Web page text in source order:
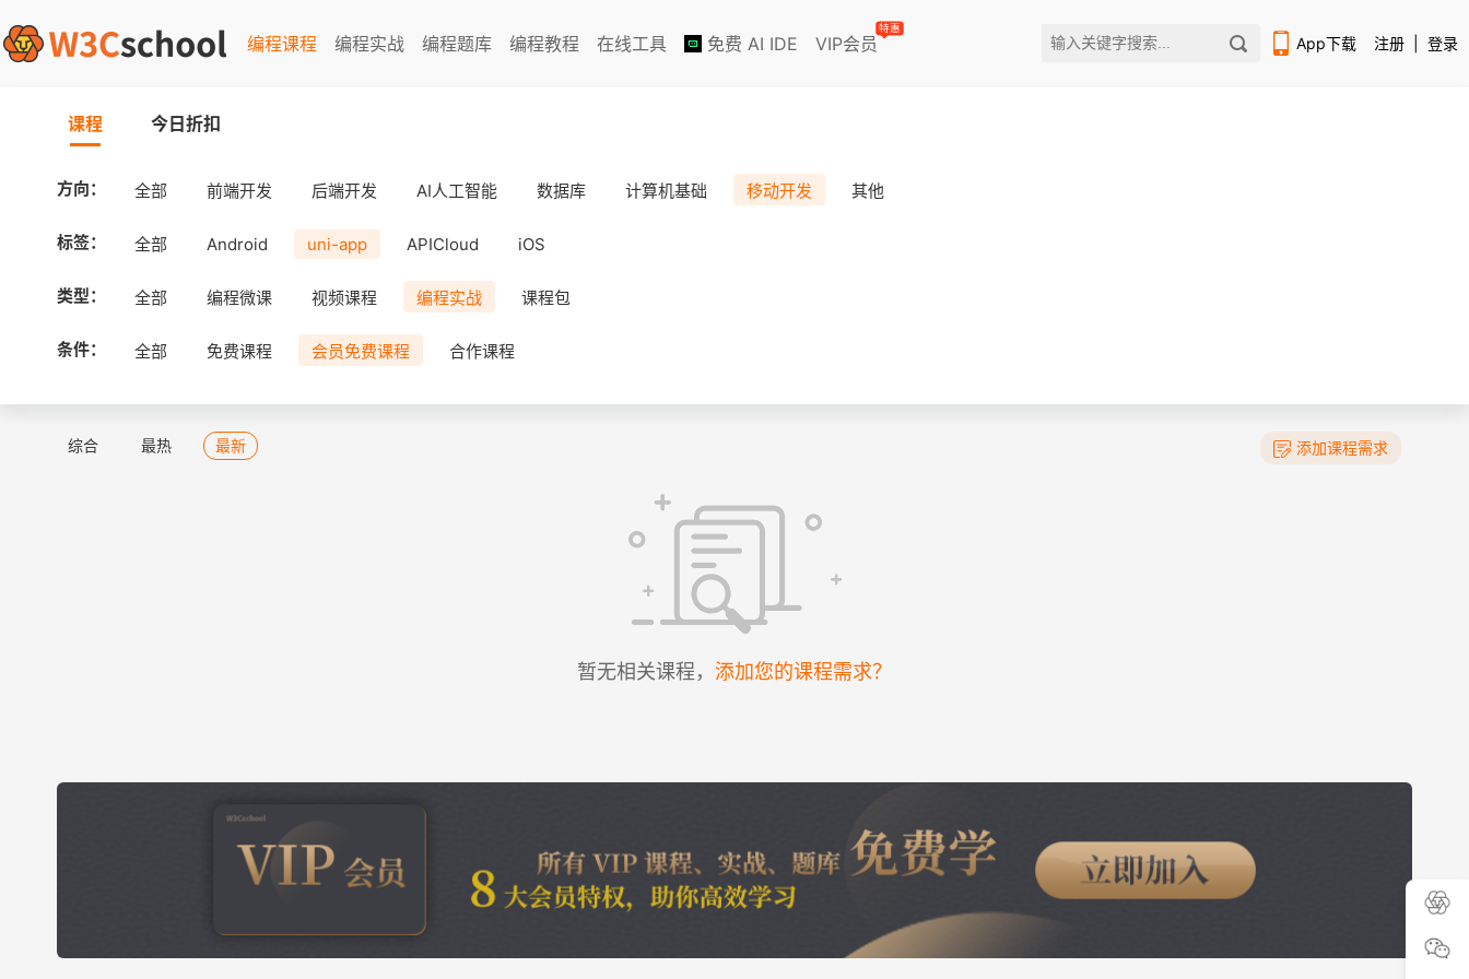
编程课程 编程实战 编程题库 编程教程 在线工具 免费 AI IDE VIP会员
特惠
App下载 注册 登录
课程 今日折扣
方向： 全部 前端开发 后端开发 AI人工智能 数据库 计算机基础 移动开发 其他
标签： 全部 Android uni-app APICloud iOS
类型： 全部 编程微课 视频课程 编程实战 课程包
条件： 全部 免费课程 会员免费课程 合作课程
综合 最热 最新 添加课程需求
暂无相关课程， 添加您的课程需求？